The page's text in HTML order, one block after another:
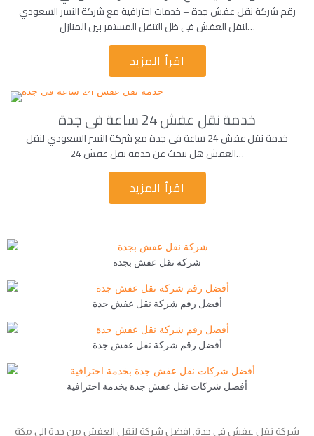
رقم شركة نقل عفش جدة – خدمات احترافية مع شركة النسر السعودي
لنقل العفش في ظل التنقل المستمر بين المنازل…
اقرأ المزيد
خدمة نقل عفش 24 ساعة فى جدة
خدمة نقل عفش 24 ساعة فى جدة مع شركة النسر السعودي لنقل
العفش هل تبحث عن خدمة نقل عفش 24…
اقرأ المزيد
شركة نقل عفش بجدة
أفضل رقم شركة نقل عفش جدة
أفضل رقم شركة نقل عفش جدة
أفضل شركات نقل عفش جدة بخدمة احترافية
شركة نقل عفش في جدة, افضل شركة لنقل العفش من جدة الي مكة